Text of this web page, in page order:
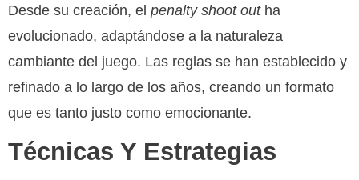
Desde su creación, el penalty shoot outha
evolucionado, adaptándose a la naturaleza
cambiante del juego. Las reglas se han establecido y
refinado a lo largo de los años, creando un formato
que es tanto justo como emocionante.
Técnicas Y Estrategias